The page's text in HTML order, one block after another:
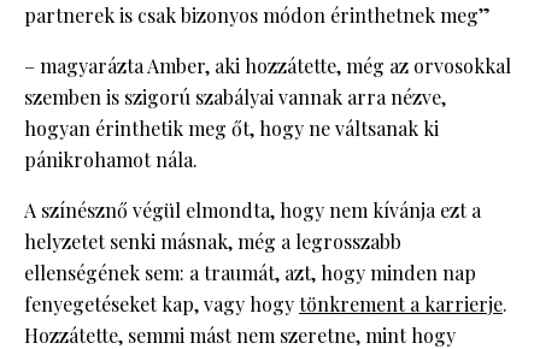
partnerek is csak bizonyos módon érinthetnek meg”
– magyarázta Amber, aki hozzátette, még az orvosokkal
szemben is szigorú szabályai vannak arra nézve,
hogyan érinthetik meg őt, hogy ne váltsanak ki
pánikrohamot nála.
A színésznő végül elmondta, hogy nem kívánja ezt a
helyzetet senki másnak, még a legrosszabb
ellenségének sem: a traumát, azt, hogy minden nap
fenyegetéseket kap, vagy hogytönkrement a karrierje.
Hozzátette, semmi mást nem szeretne, mint hogy